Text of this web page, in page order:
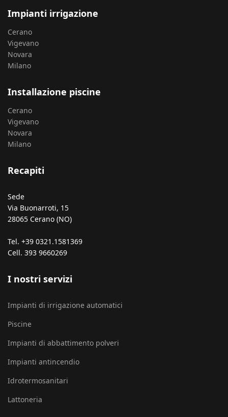
Impianti irrigazione
Cerano
Vigevano
Novara
Milano
Installazione piscine
Cerano
Vigevano
Novara
Milano
Recapiti
Sede
Via Buonarroti, 15
28065 Cerano (NO)
Tel. +39 0321.1581369
Cell. 393 9660269
I nostri servizi
Impianti di irrigazione automatici
Piscine
Impianti di abbattimento polveri
Impianti antincendio
Idrotermosanitari
Lattoneria